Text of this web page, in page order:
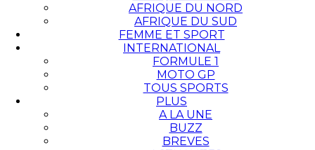
AFRIQUE DU NORD
AFRIQUE DU SUD
FEMME ET SPORT
INTERNATIONAL
FORMULE 1
MOTO GP
TOUS SPORTS
PLUS
A LA UNE
BUZZ
BREVES